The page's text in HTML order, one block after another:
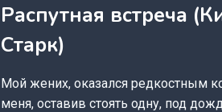
Распутная встреча
Старк)
Мой жених, оказался редкостным
меня, оставив стоять одну, под